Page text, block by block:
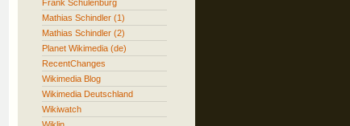
Frank Schulenburg
Mathias Schindler (1)
Mathias Schindler (2)
Planet Wikimedia (de)
RecentChanges
Wikimedia Blog
Wikimedia Deutschland
Wikiwatch